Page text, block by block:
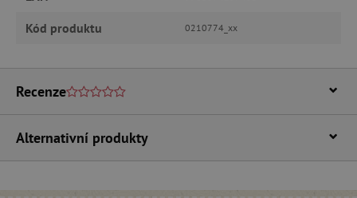
Kód produktu 0210774_xx
Recenze
Alternativní produkty
Funkční soubory
základní funkce webových stránek, jako je
stránky nelze bez nezbytně nutných souborů
Název